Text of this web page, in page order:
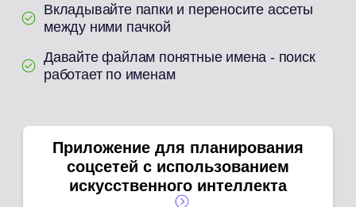
Вкладывайте папки и переносите ассеты
между ними пачкой
Давайте файлам понятные имена - поиск
работает по именам
Приложение для планирования
соцсетей с использованием
искусственного интеллекта